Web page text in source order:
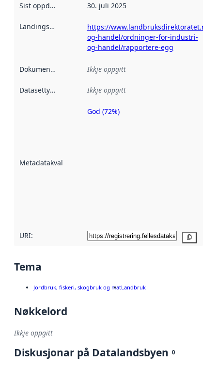
Sist oppdatert 30. juli 2025
Landingsside
https://www.landbruksdirektoratet.no/
og-handel/ordninger-for-industri-
og-handel/rapportere-egg
Dokumentasjon Ikkje oppgitt
Datasettype Ikkje oppgitt
Metadatakvalitet
Metadatakvalitet
God (72%)
URI:
Tema
Jordbruk, fiskeri, skogbruk og matLandbruk
Nøkkelord
Ikkje oppgitt
Diskusjonar på Datalandsbyen 0